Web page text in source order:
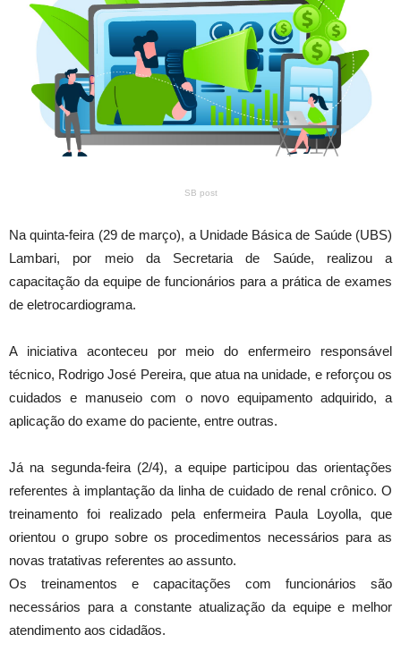
SB post
Na quinta-feira (29 de março), a Unidade Básica de Saúde (UBS)
Lambari, por meio da Secretaria de Saúde, realizou a
capacitação da equipe de funcionários para a prática de exames
de eletrocardiograma.
A iniciativa aconteceu por meio do enfermeiro responsável
técnico, Rodrigo José Pereira, que atua na unidade, e reforçou os
cuidados e manuseio com o novo equipamento adquirido, a
aplicação do exame do paciente, entre outras.
Já na segunda-feira (2/4), a equipe participou das orientações
referentes à implantação da linha de cuidado de renal crônico. O
treinamento foi realizado pela enfermeira Paula Loyolla, que
orientou o grupo sobre os procedimentos necessários para as
novas tratativas referentes ao assunto.
Os treinamentos e capacitações com funcionários são
necessários para a constante atualização da equipe e melhor
atendimento aos cidadãos.